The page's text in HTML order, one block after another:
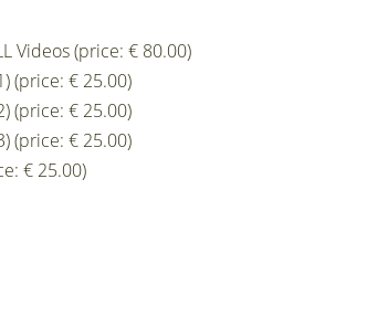
Videos (price: € 80.00)
(price: € 25.00)
(price: € 25.00)
(price: € 25.00)
€ 25.00)